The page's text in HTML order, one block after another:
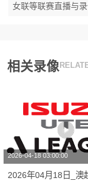
女联等联赛直播与录
相关录像
2026-04-18 03:00:00
2026年04月18日_澳